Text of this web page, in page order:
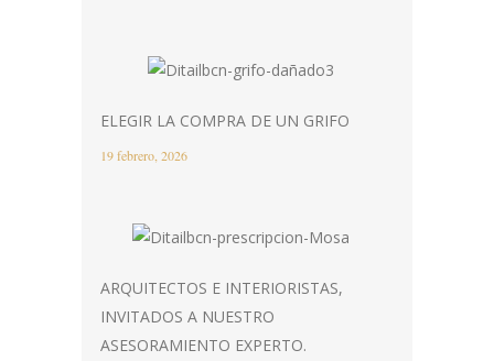
ELEGIR LA COMPRA DE UN GRIFO
19 febrero, 2026
ARQUITECTOS E INTERIORISTAS,
INVITADOS A NUESTRO
ASESORAMIENTO EXPERTO.